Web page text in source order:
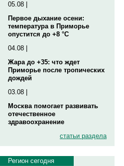
05.08 |
Первое дыхание осени:
температура в Приморье
опустится до +8 °C
04.08 |
Жара до +35: что ждет
Приморье после тропических
дождей
03.08 |
Москва помогает развивать
отечественное
здравоохранение
статьи раздела
Регион сегодня